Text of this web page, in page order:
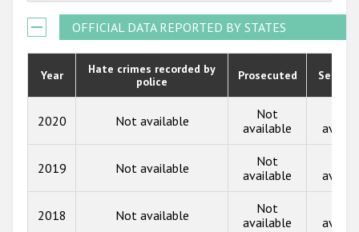
2021
2020
2019
2018
2017
2014
OFFICIAL DATA REPORTED BY STATES
Year
Hate crimes recorded by
police
Prosecuted
2020 Not available
Not
available
2019 Not available
Not
available
2018 Not available
Not
available